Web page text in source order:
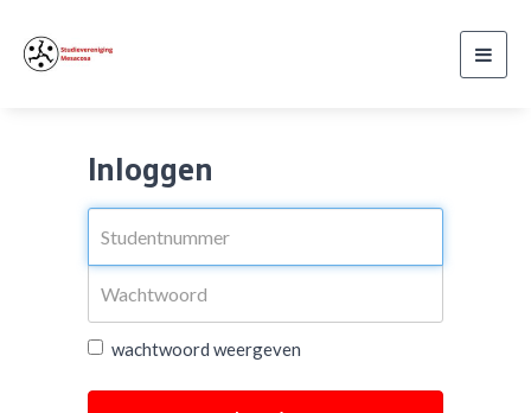
Inloggen
wachtwoord weergeven